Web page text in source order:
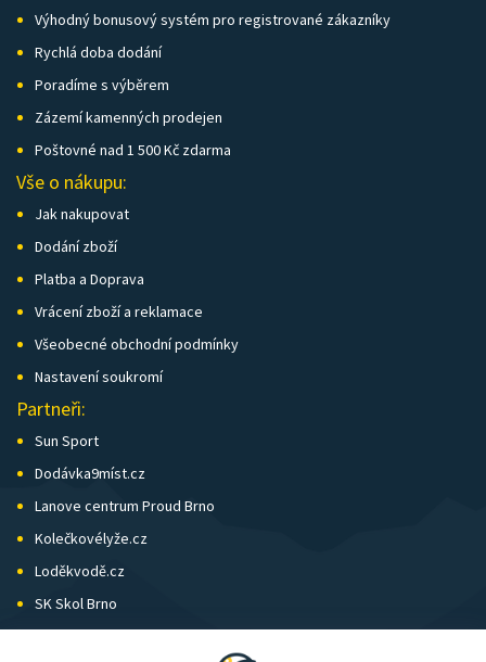
Výhodný bonusový systém pro registrované zákazníky
Rychlá doba dodání
Poradíme s výběrem
Zázemí kamenných prodejen
Poštovné nad 1 500 Kč zdarma
Vše o nákupu:
Jak nakupovat
Dodání zboží
Platba a Doprava
Vrácení zboží a reklamace
Všeobecné obchodní podmínky
Nastavení soukromí
Partneři:
Sun Sport
Dodávka9míst.cz
Lanove centrum Proud Brno
Kolečkovélyže.cz
Loděkvodě.cz
SK Skol Brno
Biatlon Brno